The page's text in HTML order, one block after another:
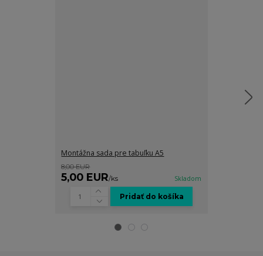
Montážna sada pre tabuľku A5
8,00 EUR
5,00 EUR/ks Skladom
Pridať do košíka